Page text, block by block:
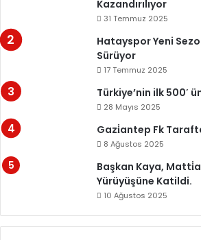
Kazandırılıyor
31 Temmuz 2025
Hatayspor Yeni
Sürüyor
17 Temmuz 2025
Türkiye’nin ilk 500′
28 Mayıs 2025
Gazi̇antep Fk
8 Ağustos 2025
Başkan Kaya,
Yürüyüşüne Katildi.
10 Ağustos 2025